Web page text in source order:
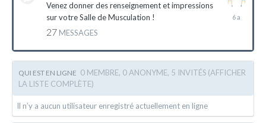
Venez donner des renseignement et impressions
sur votre Salle de Musculation !
27 MESSAGES
26
QUI EST EN LIGNE 0 MEMBRE, 0 ANONYME, 5 INVITÉS (AFFICHER
LA LISTE COMPLÈTE)
Il n’y a aucun utilisateur enregistré actuellement en ligne